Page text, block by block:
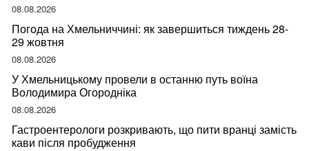
08.08.2026
Погода на Хмельниччині: як завершиться тиждень 28-
29 жовтня
08.08.2026
У Хмельницькому провели в останню путь воїна
Володимира Огородніка
08.08.2026
Гастроентерологи розкривають, що пити вранці замість
кави після пробудження